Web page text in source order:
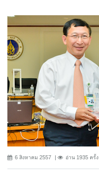
6 สิงหาคม 2557 อ่าน 1935 ครั้ง